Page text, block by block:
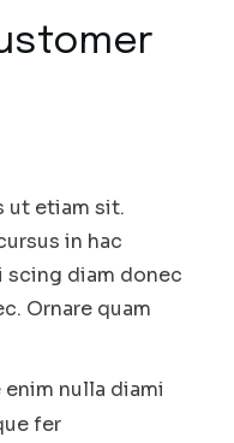
ut etiam sit.
in hac
scing diam donec
Ornare quam
nulla diami
fer